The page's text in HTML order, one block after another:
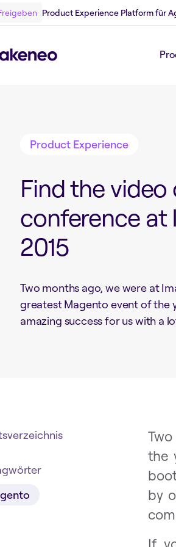
Product Experience Platform für
Product Experience
Find the
conference at
2015
Two months ago, we were at
greatest Magento event of the
amazing success for us with a
the
by